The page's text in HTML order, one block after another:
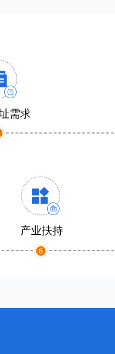
需求
产业扶持